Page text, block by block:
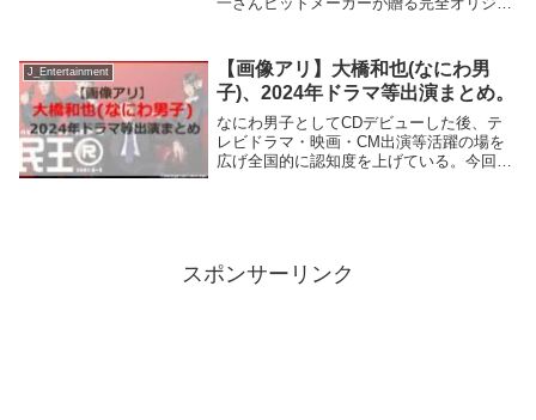
マ柿澤勇人、直毘吉道役で登場。内閣官房
国家安全担当...
J_Entertainment
【画像アリ】大橋和也(なにわ男
子)、2024年ドラマ等出演まとめ。
なにわ男子としてCDデビューした後、テ
レビドラマ・映画・CM出演等活躍の場を
広げ全国的に認知度を上げている。今回、
スポンサーリンク